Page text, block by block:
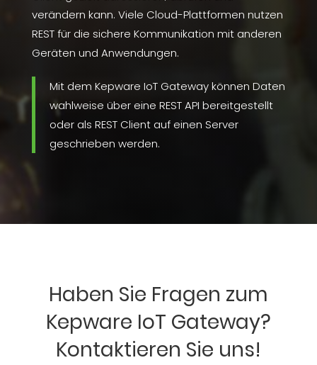
verändern kann. Viele Cloud-Plattformen nutzen
REST für die sichere Kommunikation mit anderen
Geräten und Anwendungen.
Mit dem Kepware IoT Gateway können Daten
wahlweise über eine REST API bereitgestellt
oder als REST Client auf einen Server
geschrieben werden.
Haben Sie Fragen zum
Kepware IoT Gateway?
Kontaktieren Sie uns!